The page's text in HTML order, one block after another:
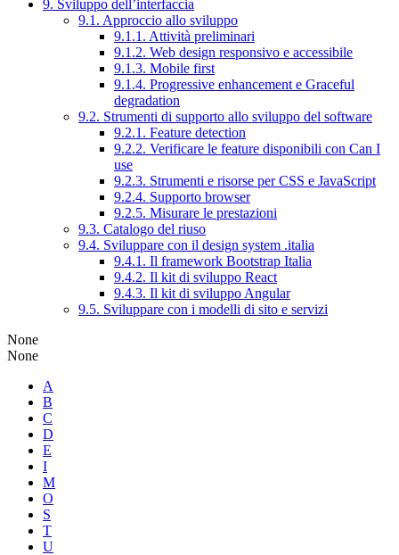
9. Sviluppo dell’interfaccia
9.1. Approccio allo sviluppo
9.1.1. Attività preliminari
9.1.2. Web design responsivo e accessibile
9.1.3. Mobile first
9.1.4. Progressive enhancement e Graceful
degradation
9.2. Strumenti di supporto allo sviluppo del software
9.2.1. Feature detection
9.2.2. Verificare le feature disponibili con Can I
use
9.2.3. Strumenti e risorse per CSS e JavaScript
9.2.4. Supporto browser
9.2.5. Misurare le prestazioni
9.3. Catalogo del riuso
9.4. Sviluppare con il design system .italia
9.4.1. Il framework Bootstrap Italia
9.4.2. Il kit di sviluppo React
9.4.3. Il kit di sviluppo Angular
9.5. Sviluppare con i modelli di sito e servizi
None
None
A
B
C
D
E
I
M
O
S
T
U